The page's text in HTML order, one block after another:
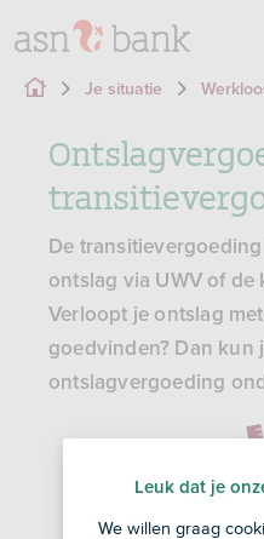
Je situatie
De
ontslag via UWV of de
Verloopt je ontslag
goedvinden? Dan kun
ontslagvergoeding
Leuk dat je
We willen graag